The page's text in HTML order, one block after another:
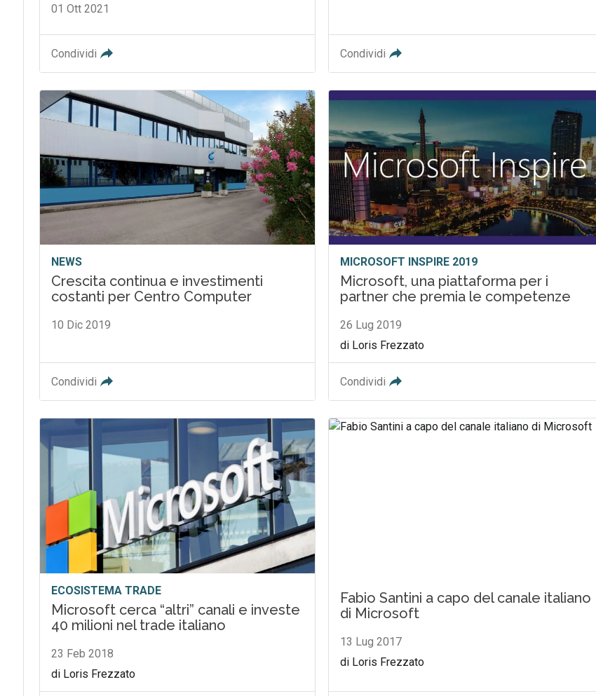
01 Ott 2021
Condividi Condividi
NEWS
Crescita continua e investimenti
costanti per Centro Computer
10 Dic 2019
Condividi
MICROSOFT INSPIRE 2019
Microsoft, una piattaforma per i
partner che premia le competenze
26 Lug 2019
di Loris Frezzato
Condividi
ECOSISTEMA TRADE
Microsoft cerca “altri” canali e investe
40 milioni nel trade italiano
23 Feb 2018
di Loris Frezzato
Fabio Santini a capo del canale italiano
di Microsoft
13 Lug 2017
di Loris Frezzato